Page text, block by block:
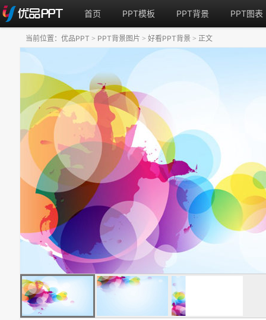
首页 PPT模板 PPT背景 PPT图表
当前位置： 优品PPT > PPT背景图片 > 好看PPT背景 > 正文